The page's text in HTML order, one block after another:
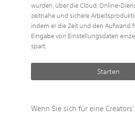
wurden, über die Cloud. Online-
zeitnahe und sichere
indem er die Zeit und den Aufwand
Eingabe von Einstellungsdaten
spart.
Starten
Wenn Sie sich für eine